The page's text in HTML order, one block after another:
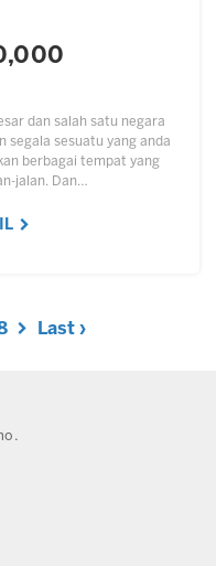
dan salah satu negara
segala sesuatu yang anda
berbagai tempat yang
jalan. Dan…
Last ›